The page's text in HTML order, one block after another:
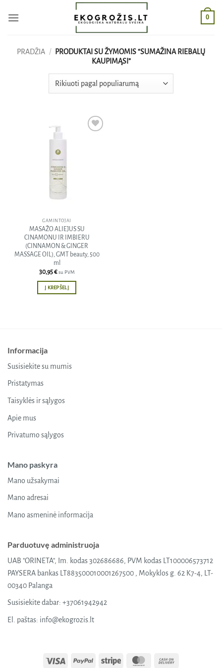
0
PRADŽIA /
PRODUKTAI SU ŽYMOMIS “SUMAŽINA RIEBALŲ
KAUPIMĄSI”
GAMINTOJAI
MASAŽO ALIEJUS SU
CINAMONU IR IMBIERU
(CINNAMON & GINGER
MASSAGE OIL), GMT beauty, 500
ml
30,95€ su PVM
Į KREPŠELĮ
Informacija
Susisiekite su mumis
Pristatymas
Taisyklės ir sąlygos
Apie mus
Privatumo sąlygos
Mano paskyra
Mano užsakymai
Mano adresai
Mano asmeninė informacija
Parduotuvę administruoja
UAB "ORINETA", Im. kodas 302686686, PVM kodas LT100006573712
PAYSERA bankas LT883500010001267500 , Mokyklos g. 62 K7-4, LT-
00340 Palanga
Susisiekite dabar: +37061942942
El. paštas: info@ekogrozis.lt
Visa PayPal Stripe MasterCard